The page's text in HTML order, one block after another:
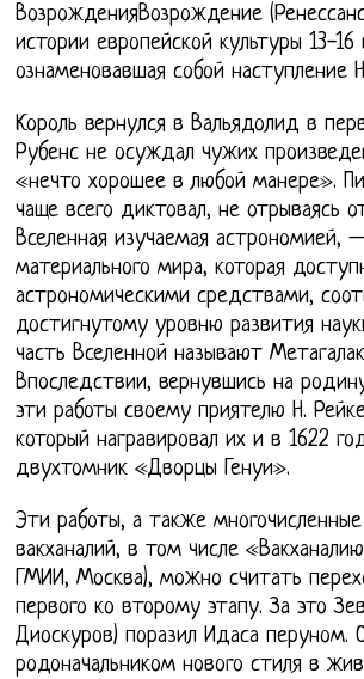
ВозрожденияВозрождение
истории европейской культуры 13-16
ознаменовавшая собой наступление
Король вернулся в Вальядолид в
Рубенс не осуждал чужих
«нечто хорошее в любой манере».
чаще всего диктовал, не отрываясь
Вселенная изучаемая астрономией,
материального мира, которая
астрономическими средствами,
достигнутому уровню развития
часть Вселенной называют
Впоследствии, вернувшись на
эти работы своему приятелю Н.
который награвировал их и в 1622
двухтомник «Дворцы Генуи».
Эти работы, а также
вакханалий, в том числе
ГМИИ, Москва), можно считать
первого ко второму этапу. За это
Диоскуров) поразил Идаса перуном.
родоначальником нового стиля в